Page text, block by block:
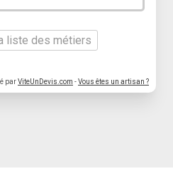
liste des métiers
parViteUnDevis.com -Vous êtes un artisan ?